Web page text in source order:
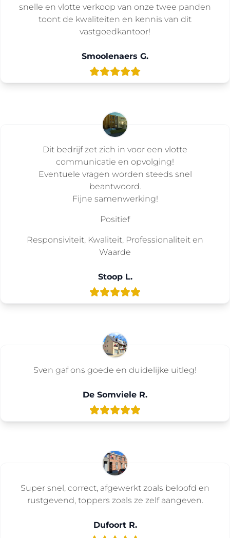
snelle en vlotte verkoop van onze twee panden
toont de kwaliteiten en kennis van dit
vastgoedkantoor!
Smoolenaers G.
Dit bedrijf zet zich in voor een vlotte
communicatie en opvolging!
Eventuele vragen worden steeds snel
beantwoord.
Fijne samenwerking!
Positief
Responsiviteit, Kwaliteit, Professionaliteit en
Waarde
Stoop L.
Sven gaf ons goede en duidelijke uitleg!
De Somviele R.
Super snel, correct, afgewerkt zoals beloofd en
rustgevend, toppers zoals ze zelf aangeven.
Dufoort R.